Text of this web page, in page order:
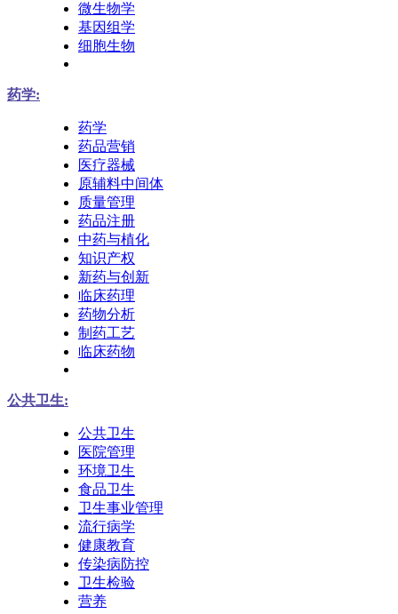
微生物学
基因组学
细胞生物
药学:
药学
药品营销
医疗器械
原辅料中间体
质量管理
药品注册
中药与植化
知识产权
新药与创新
临床药理
药物分析
制药工艺
临床药物
公共卫生:
公共卫生
医院管理
环境卫生
食品卫生
卫生事业管理
流行病学
健康教育
传染病防控
卫生检验
营养